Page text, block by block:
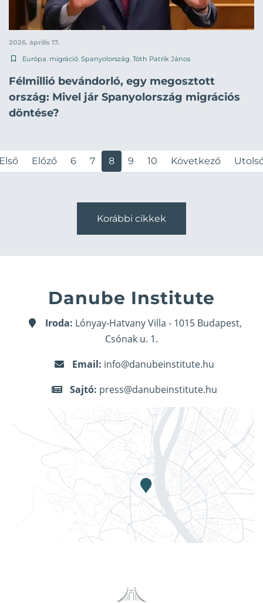
2026. április 17.
Európa, migráció, Spanyolország, Tóth Patrik János
Félmillió bevándorló, egy megosztott
ország: Mivel jár Spanyolország migrációs
döntése?
Előző 6 7 8 9 10 Következő
Korábbi cikkek
Danube Institute
Iroda: Lónyay-Hatvany Villa - 1015 Budapest,
Csónak u. 1.
Email: info@danubeinstitute.hu
Sajtó: press@danubeinstitute.hu